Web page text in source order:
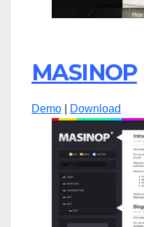
MASINOP
Demo Download